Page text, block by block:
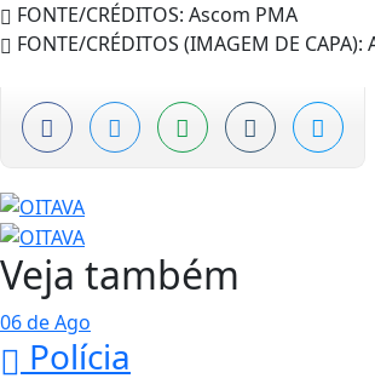
FONTE/CRÉDITOS: Ascom PMA
FONTE/CRÉDITOS (IMAGEM DE CAPA):
Veja também
06 de Ago
Polícia